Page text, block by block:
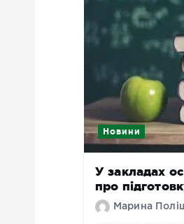
Новини
У закладах
про
Марина